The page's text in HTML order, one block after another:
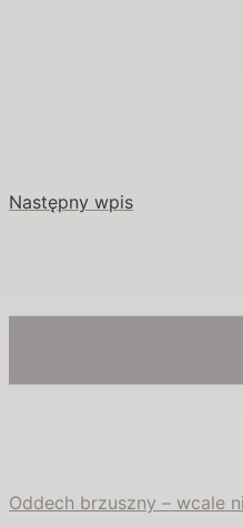
Następny wpis
Oddech brzuszny – wcale